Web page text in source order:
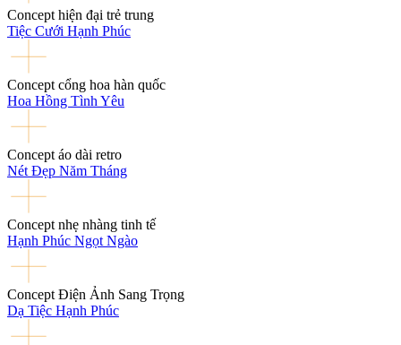
Concept hiện đại trẻ trung
Tiệc Cưới Hạnh Phúc
Concept cổng hoa hàn quốc
Hoa Hồng Tình Yêu
Concept áo dài retro
Nét Đẹp Năm Tháng
Concept nhẹ nhàng tinh tế
Hạnh Phúc Ngọt Ngào
Concept Điện Ảnh Sang Trọng
Dạ Tiệc Hạnh Phúc